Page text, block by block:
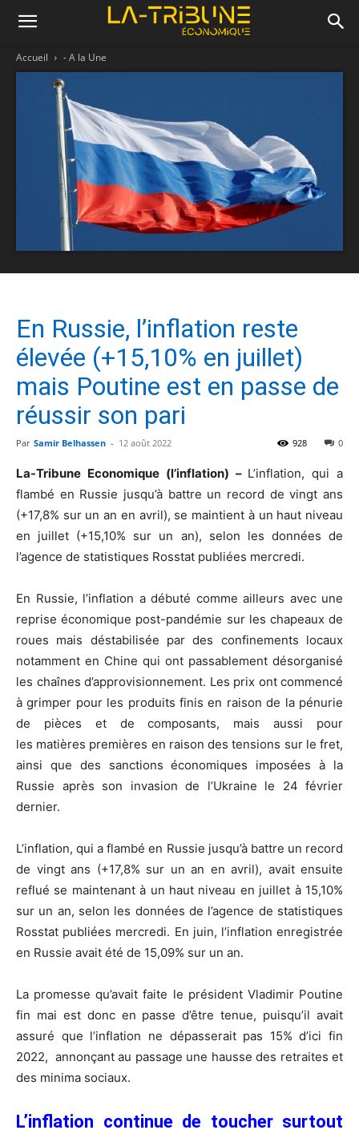
Accueil - A la Une
En Russie, l’inflation reste
élevée (+15,10% en juillet)
mais Poutine est en passe de
réussir son pari
Par Samir Belhassen - 12 août 2022 0
928
La-Tribune Economique (l’inflation) – L’inflation, qui a
flambé en Russie jusqu’à battre un record de vingt ans
(+17,8% sur un an en avril), se maintient à un haut niveau
en juillet (+15,10% sur un an), selon les données de
l’agence de statistiques Rosstat publiées mercredi.
En Russie, l’inflation a débuté comme ailleurs avec une
reprise économique post-pandémie sur les chapeaux de
roues mais déstabilisée par des confinements locaux
notamment en Chine qui ont passablement désorganisé
les chaînes d’approvisionnement. Les prix ont commencé
à grimper pour les produits finis en raison de la pénurie
de pièces et de composants, mais aussi pour
les matières premières en raison des tensions sur le fret,
ainsi que des sanctions économiques imposées à la
Russie après son invasion de l’Ukraine le 24 février
dernier.
L’inflation, qui a flambé en Russie jusqu’à battre un record
de vingt ans (+17,8% sur un an en avril), avait ensuite
reflué se maintenant à un haut niveau en juillet à 15,10%
sur un an, selon les données de l’agence de statistiques
Rosstat publiées mercredi. En juin, l’inflation enregistrée
en Russie avait été de 15,09% sur un an.
La promesse qu’avait faite le président Vladimir Poutine
fin mai est donc en passe d’être tenue, puisqu’il avait
assuré que l’inflation ne dépasserait pas 15% d’ici fin
2022, annonçant au passage une hausse des retraites et
des minima sociaux.
L’inflation continue de toucher surtout